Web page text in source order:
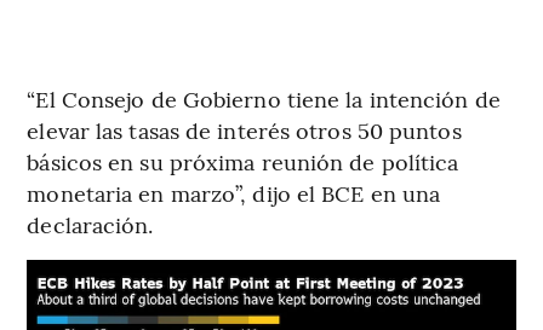
“El Consejo de Gobierno tiene la intención de
elevar las tasas de interés otros 50 puntos
básicos en su próxima reunión de política
monetaria en marzo”, dijo el BCE en una
declaración.